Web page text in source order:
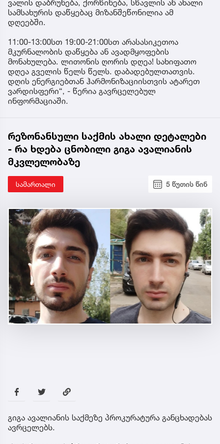
ვალის დაბრუნება, ქორწინება, სწავლის ან ახალი
სამსახურის დაწყებაც მიზანშეწონილია ამ
დღეებში.
11:00-13:00სთ 19:00-21:00სთ არასასიკეთოა
მკურნალობის დაწყება ან ავადმყოფების
მონახულება. ლითონის ღორის დღეა! სახიფათო
დღეა გველის წელს წელს. დაბადებულთათვის.
დღის ენერგიებთან ჰარმონიზაციისთვის ატარეთ
ვარდისფერი“, - წერია გავრცელებულ
ინფორმაციაში.
რეზონანსული საქმის ახალი დეტალები
- რა ხდება ცნობილი გიგა ავალიანის
მკვლელობაზე
სამართალი 5 წუთის წინ
გიგა ავალიანის საქმეზე პროკურატურა განცხადებას
ავრცელებს.